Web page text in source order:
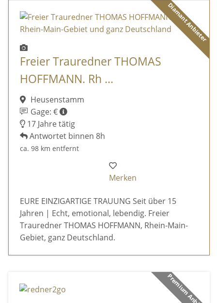
Diamant Anbieter
Freier Trauredner THOMAS
HOFFMANN. Rh ...
Heusenstamm
Gage: €
17 Jahre tätig
Antwortet binnen 8h
ca. 98 km entfernt
Merken
EURE EINZIGARTIGE TRAUUNG Seit über 15
Jahren | Echt, emotional, lebendig. Freier
Trauredner THOMAS HOFFMANN, Rhein-Main-
Gebiet, ganz Deutschland.
Premium Anbieter